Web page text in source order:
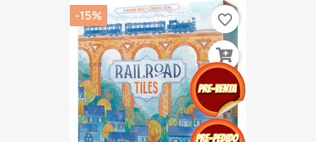
-15% favorite_border